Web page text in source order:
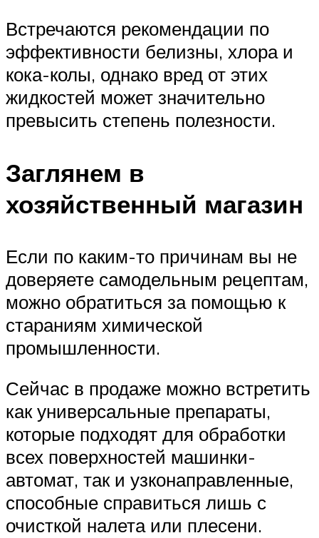
Встречаются рекомендации по
эффективности белизны, хлора и
кока-колы, однако вред от этих
жидкостей может значительно
превысить степень полезности.
Заглянем в
хозяйственный магазин
Если по каким-то причинам вы не
доверяете самодельным рецептам,
можно обратиться за помощью к
стараниям химической
промышленности.
Сейчас в продаже можно встретить
как универсальные препараты,
которые подходят для обработки
всех поверхностей машинки-
автомат, так и узконаправленные,
способные справиться лишь с
очисткой налета или плесени.